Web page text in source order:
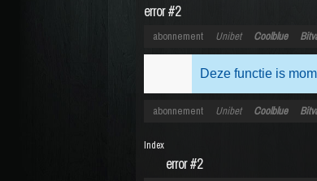
error #2
abonnement Unibet Coolblue
Deze functie is
abonnement Unibet Coolblue
error #2
Index